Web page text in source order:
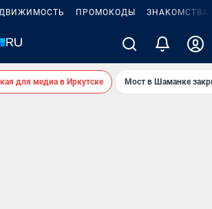
ПРОМОКОДЫ ЗНАКОМСТВА
для медиа в Иркутске Мост в Шаманке